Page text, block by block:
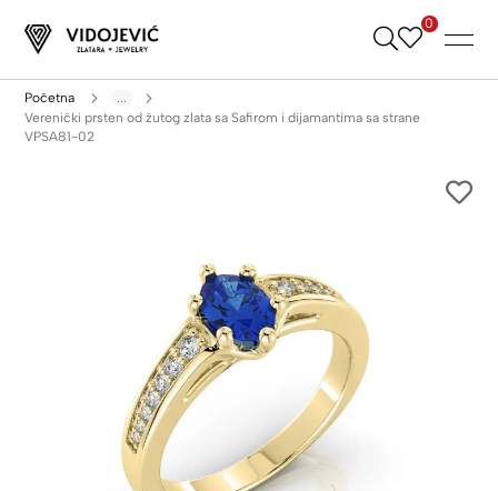
Skip
0
Početna
...
Verenički prsten od žutog zlata sa Safirom i dijamantima sa strane
VPSA81-02